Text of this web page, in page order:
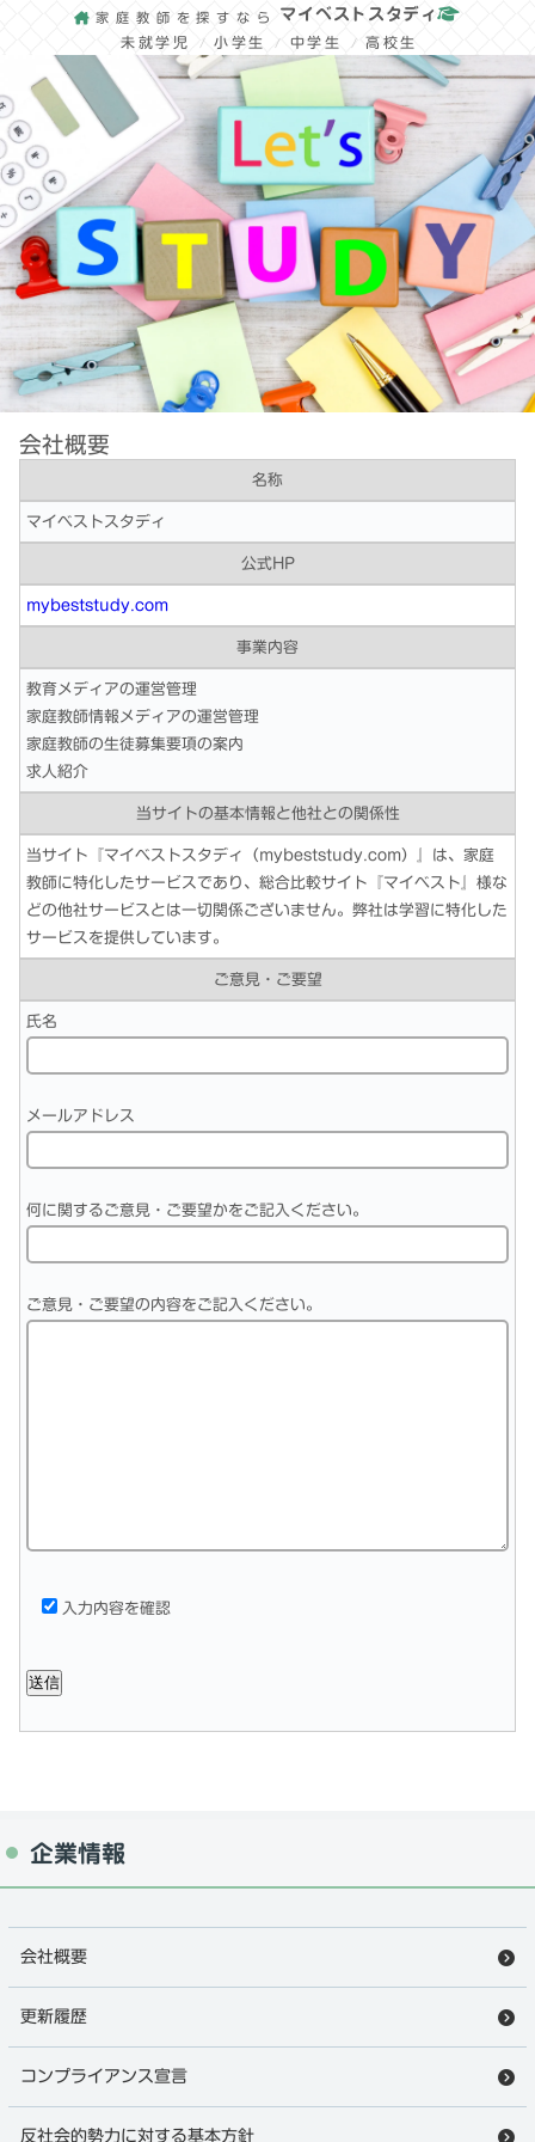
家庭教師を探すなら マイベストスタディ
未就学児 小学生 中学生 高校生
会社概要
名称
マイベストスタディ
公式HP
mybeststudy.com
事業内容
教育メディアの運営管理
家庭教師情報メディアの運営管理
家庭教師の生徒募集要項の案内
求人紹介
当サイトの基本情報と他社との関係性
当サイト『マイベストスタディ（mybeststudy.com）』は、家庭
教師に特化したサービスであり、総合比較サイト『マイベスト』様な
どの他社サービスとは一切関係ございません。弊社は学習に特化した
サービスを提供しています。
ご意見・ご要望
氏名
メールアドレス
何に関するご意見・ご要望かをご記入ください。
ご意見・ご要望の内容をご記入ください。
入力内容を確認
企業情報
会社概要
更新履歴
コンプライアンス宣言
反社会的勢力に対する基本方針